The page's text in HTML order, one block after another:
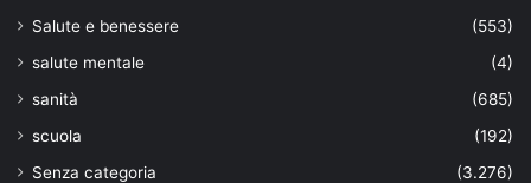
Salute e benessere
(553)
salute mentale
(4)
sanità
(685)
scuola
(192)
Senza categoria
(3.276)